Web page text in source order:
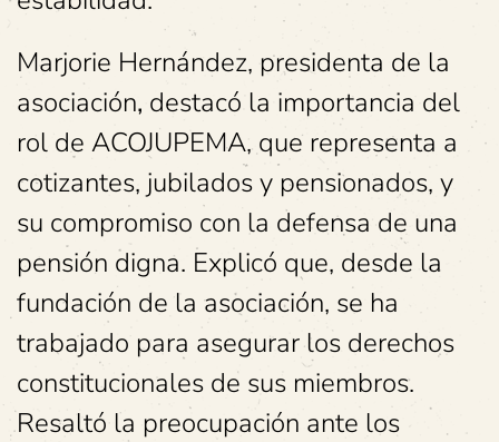
Marjorie Hernández, presidenta de la
asociación, destacó la importancia del
rol de ACOJUPEMA, que representa a
cotizantes, jubilados y pensionados, y
su compromiso con la defensa de una
pensión digna. Explicó que, desde la
fundación de la asociación, se ha
trabajado para asegurar los derechos
constitucionales de sus miembros.
Resaltó la preocupación ante los